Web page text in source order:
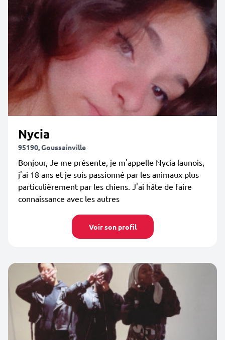
Nycia
95190, Goussainville
Bonjour, Je me présente, je m'appelle Nycia launois,
j'ai 18 ans et je suis passionné par les animaux plus
particulièrement par les chiens. J'ai hâte de faire
connaissance avec les autres
Voir son profil